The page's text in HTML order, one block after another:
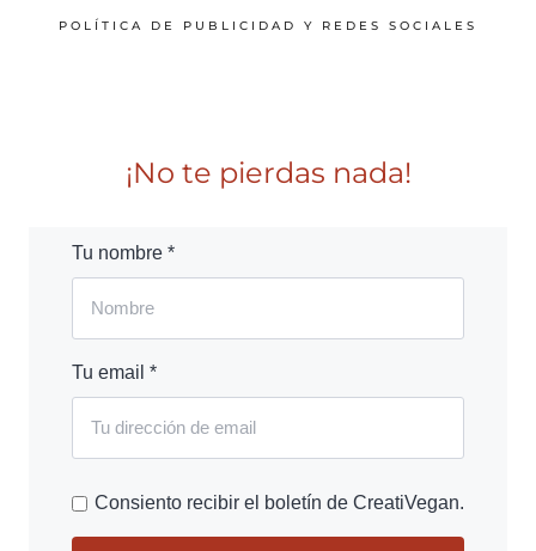
POLÍTICA DE PUBLICIDAD Y REDES SOCIALES
¡No te pierdas nada!
Tu nombre *
Tu email *
Consiento recibir el boletín de CreatiVegan.